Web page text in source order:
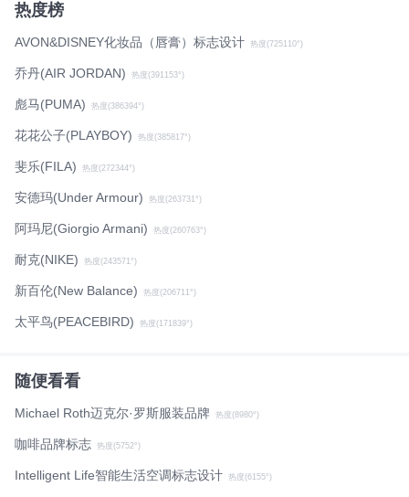
热度榜
AVON&DISNEY化妆品（唇膏）标志设计 热度(725110°)
乔丹(AIR JORDAN) 热度(391153°)
彪马(PUMA) 热度(386394°)
花花公子(PLAYBOY) 热度(385817°)
斐乐(FILA) 热度(272344°)
安德玛(Under Armour) 热度(263731°)
阿玛尼(Giorgio Armani) 热度(260763°)
耐克(NIKE) 热度(243571°)
新百伦(New Balance) 热度(206711°)
太平鸟(PEACEBIRD) 热度(171839°)
随便看看
Michael Roth迈克尔·罗斯服装品牌 热度(8980°)
咖啡品牌标志 热度(5752°)
Intelligent Life智能生活空调标志设计 热度(6155°)